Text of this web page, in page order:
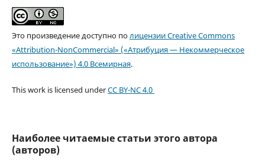
Это произведение доступно полицензии Creative Commons
«Attribution-NonCommercial» («Атрибуция — Некоммерческое
использование») 4.0 Всемирная.
This work is licensed underCC BY-NC 4.0
Наиболее читаемые статьи этого автора
(авторов)